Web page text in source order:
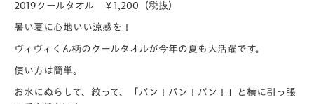
2019クールタオル ￥1,200（税抜）
暑い夏に心地いい涼感を！
ヴィヴィくん柄のクールタオルが今年の夏も大活躍です。
使い方は簡単。
お水にぬらして、絞って、「パン！パン！パン！」と横に引っ張